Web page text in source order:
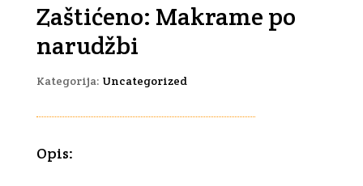
Zaštićeno: Makrame po
narudžbi
Kategorija: Uncategorized
Opis: